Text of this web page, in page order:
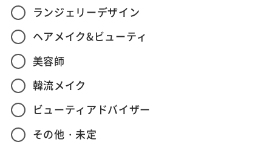
ランジェリーデザイン
ヘアメイク&ビューティ
美容師
韓流メイク
ビューティアドバイザー
その他・未定